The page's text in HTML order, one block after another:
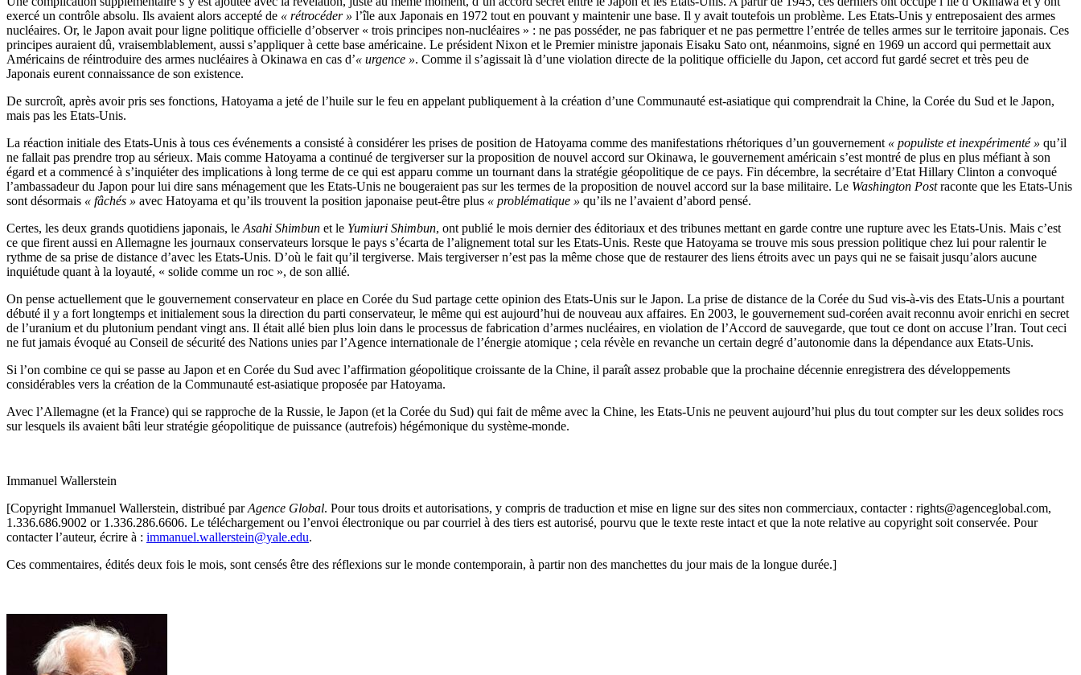
exercé un contrôle absolu. Ils avaient alors accepté de « rétrocéder » l’île aux Japonais en 1972 tout en pouvant y maintenir une base. Il y avait toutefois un problème. Les Etats-Unis y entreposaient des armes
nucléaires. Or, le Japon avait pour ligne politique officielle d’observer « trois principes non-nucléaires » : ne pas posséder, ne pas fabriquer et ne pas permettre l’entrée de telles armes sur le territoire japonais. Ces
principes auraient dû, vraisemblablement, aussi s’appliquer à cette base américaine. Le président Nixon et le Premier ministre japonais Eisaku Sato ont, néanmoins, signé en 1969 un accord qui permettait aux
Américains de réintroduire des armes nucléaires à Okinawa en cas d’« urgence ». Comme il s’agissait là d’une violation directe de la politique officielle du Japon, cet accord fut gardé secret et très peu de
Japonais eurent connaissance de son existence.
De surcroît, après avoir pris ses fonctions, Hatoyama a jeté de l’huile sur le feu en appelant publiquement à la création d’une Communauté est-asiatique qui comprendrait la Chine, la Corée du Sud et le Japon,
mais pas les Etats-Unis.
La réaction initiale des Etats-Unis à tous ces événements a consisté à considérer les prises de position de Hatoyama comme des manifestations rhétoriques d’un gouvernement « populiste et inexpérimenté » qu’il
ne fallait pas prendre trop au sérieux. Mais comme Hatoyama a continué de tergiverser sur la proposition de nouvel accord sur Okinawa, le gouvernement américain s’est montré de plus en plus méfiant à son
égard et a commencé à s’inquiéter des implications à long terme de ce qui est apparu comme un tournant dans la stratégie géopolitique de ce pays. Fin décembre, la secrétaire d’Etat Hillary Clinton a convoqué
l’ambassadeur du Japon pour lui dire sans ménagement que les Etats-Unis ne bougeraient pas sur les termes de la proposition de nouvel accord sur la base militaire. Le Washington Postraconte que les Etats-Unis
sont désormais « fâchés » avec Hatoyama et qu’ils trouvent la position japonaise peut-être plus « problématique » qu’ils ne l’avaient d’abord pensé.
Certes, les deux grands quotidiens japonais, le Asahi Shimbun et le Yumiuri Shimbun, ont publié le mois dernier des éditoriaux et des tribunes mettant en garde contre une rupture avec les Etats-Unis. Mais c’est
ce que firent aussi en Allemagne les journaux conservateurs lorsque le pays s’écarta de l’alignement total sur les Etats-Unis. Reste que Hatoyama se trouve mis sous pression politique chez lui pour ralentir le
rythme de sa prise de distance d’avec les Etats-Unis. D’où le fait qu’il tergiverse. Mais tergiverser n’est pas la même chose que de restaurer des liens étroits avec un pays qui ne se faisait jusqu’alors aucune
inquiétude quant à la loyauté, « solide comme un roc », de son allié.
On pense actuellement que le gouvernement conservateur en place en Corée du Sud partage cette opinion des Etats-Unis sur le Japon. La prise de distance de la Corée du Sud vis-à-vis des Etats-Unis a pourtant
débuté il y a fort longtemps et initialement sous la direction du parti conservateur, le même qui est aujourd’hui de nouveau aux affaires. En 2003, le gouvernement sud-coréen avait reconnu avoir enrichi en secret
de l’uranium et du plutonium pendant vingt ans. Il était allé bien plus loin dans le processus de fabrication d’armes nucléaires, en violation de l’Accord de sauvegarde, que tout ce dont on accuse l’Iran. Tout ceci
ne fut jamais évoqué au Conseil de sécurité des Nations unies par l’Agence internationale de l’énergie atomique ; cela révèle en revanche un certain degré d’autonomie dans la dépendance aux Etats-Unis.
Si l’on combine ce qui se passe au Japon et en Corée du Sud avec l’affirmation géopolitique croissante de la Chine, il paraît assez probable que la prochaine décennie enregistrera des développements
considérables vers la création de la Communauté est-asiatique proposée par Hatoyama.
Avec l’Allemagne (et la France) qui se rapproche de la Russie, le Japon (et la Corée du Sud) qui fait de même avec la Chine, les Etats-Unis ne peuvent aujourd’hui plus du tout compter sur les deux solides rocs
sur lesquels ils avaient bâti leur stratégie géopolitique de puissance (autrefois) hégémonique du système-monde.
Immanuel Wallerstein
[Copyright Immanuel Wallerstein, distribué parAgence Global. Pour tous droits et autorisations, y compris de traduction et mise en ligne sur des sites non commerciaux, contacter : rights@agenceglobal.com,
1.336.686.9002 or 1.336.286.6606. Le téléchargement ou l’envoi électronique ou par courriel à des tiers est autorisé, pourvu que le texte reste intact et que la note relative au copyright soit conservée. Pour
contacter l’auteur, écrire à : immanuel.wallerstein@yale.edu.
Ces commentaires, édités deux fois le mois, sont censés être des réflexions sur le monde contemporain, à partir non des manchettes du jour mais de la longue durée.]